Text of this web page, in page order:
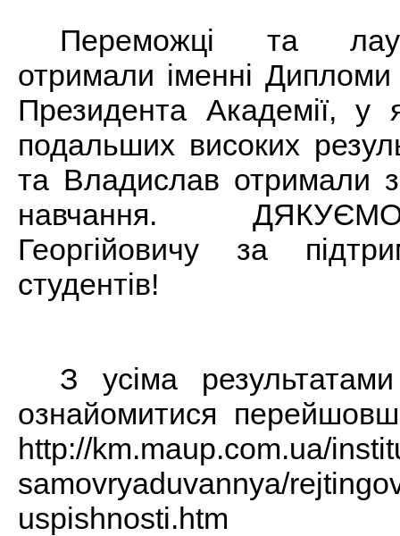
Переможці та
отримали іменні
Президента Академії, у
подальших високих
та Владислав отримали
навчання.
Георгійовичу за
студентів!
З усіма
ознайомитися
http://km.maup.com.ua/
samovryaduvannya/
uspishnosti.htm